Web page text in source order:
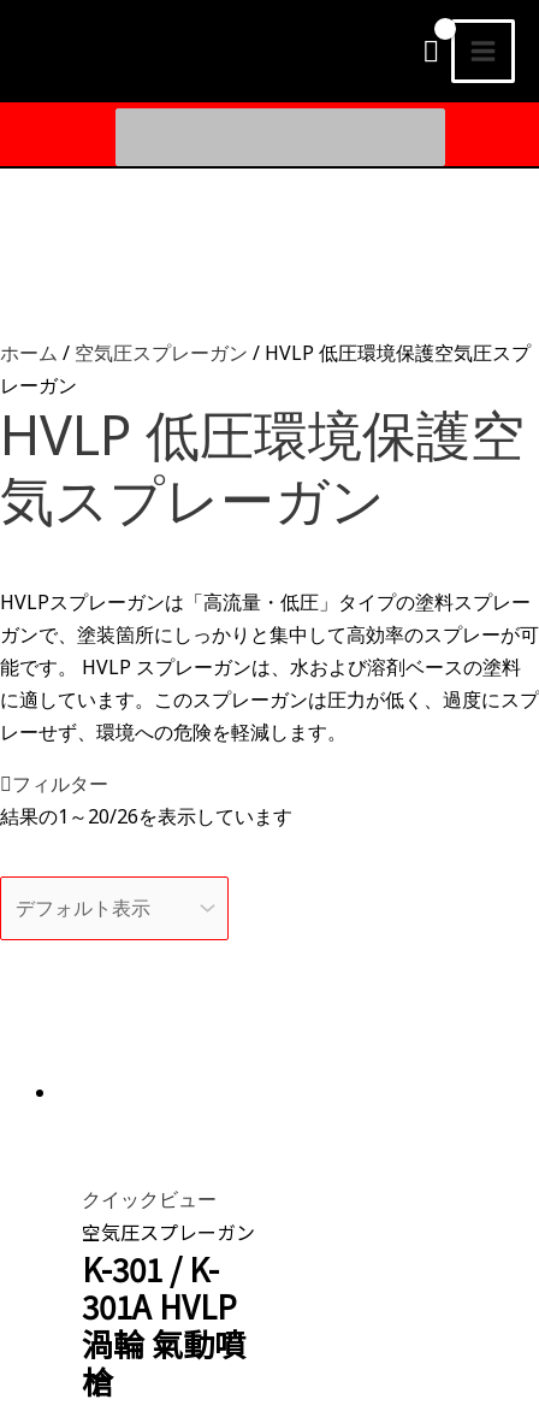
へ
メ
イ
ー
す
ホーム / 空気圧スプレーガン / HVLP 低圧環境保護空気圧スプ
レーガン
HVLP 低圧環境保護空
気スプレーガン
HVLPスプレーガンは「高流量・低圧」タイプの塗料スプレー
ガンで、塗装箇所にしっかりと集中して高効率のスプレーが可
能です。 HVLP スプレーガンは、水および溶剤ベースの塗料
に適しています。このスプレーガンは圧力が低く、過度にスプ
レーせず、環境への危険を軽減します。
フィルター
結果の1～20/26を表示しています
クイックビュー
空気圧スプレーガン
K-301 / K-
301A HVLP
渦輪 氣動噴
槍